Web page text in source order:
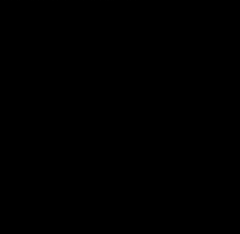
vos préférences pour